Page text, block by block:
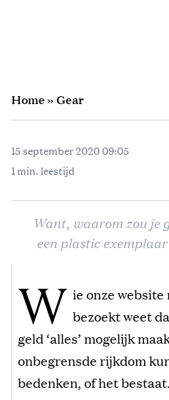
Home»Gear
15 september 2020 09:05
1 min. leestijd
Want, waarom zou je
een plastic
W ie onze
bezoekt weet
geld ‘alles’ mogelijk
onbegrensde rijkdom
bedenken, of het